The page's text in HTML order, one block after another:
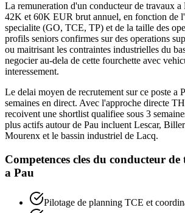
La remuneration d'un conducteur de travaux a
42K et 60K EUR brut annuel, en fonction de
specialite (GO, TCE, TP) et de la taille des
profils seniors confirmes sur des operations
ou maitrisant les contraintes industrielles du
negocier au-dela de cette fourchette avec
interessement.
Le delai moyen de recrutement sur ce poste a
semaines en direct. Avec l'approche directe
recoivent une shortlist qualifiee sous 3
plus actifs autour de Pau incluent Lescar,
Mourenx et le bassin industriel de Lacq.
Competences cles du conducteur de
a Pau
Pilotage de planning TCE et